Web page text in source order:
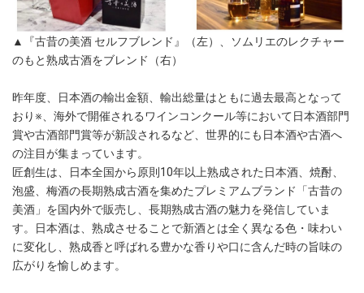
▲『古昔の美酒 セルフブレンド』（左）、ソムリエのレクチャー
のもと熟成古酒をブレンド（右）
昨年度、日本酒の輸出金額、輸出総量はともに過去最高となって
おり※、海外で開催されるワインコンクール等において日本酒部門
賞や古酒部門賞等が新設されるなど、世界的にも日本酒や古酒へ
の注目が集まっています。
匠創生は、日本全国から原則10年以上熟成された日本酒、焼酎、
泡盛、梅酒の長期熟成古酒を集めたプレミアムブランド「古昔の
美酒」を国内外で販売し、長期熟成古酒の魅力を発信していま
す。日本酒は、熟成させることで新酒とは全く異なる色・味わい
に変化し、熟成香と呼ばれる豊かな香りや口に含んだ時の旨味の
広がりを愉しめます。